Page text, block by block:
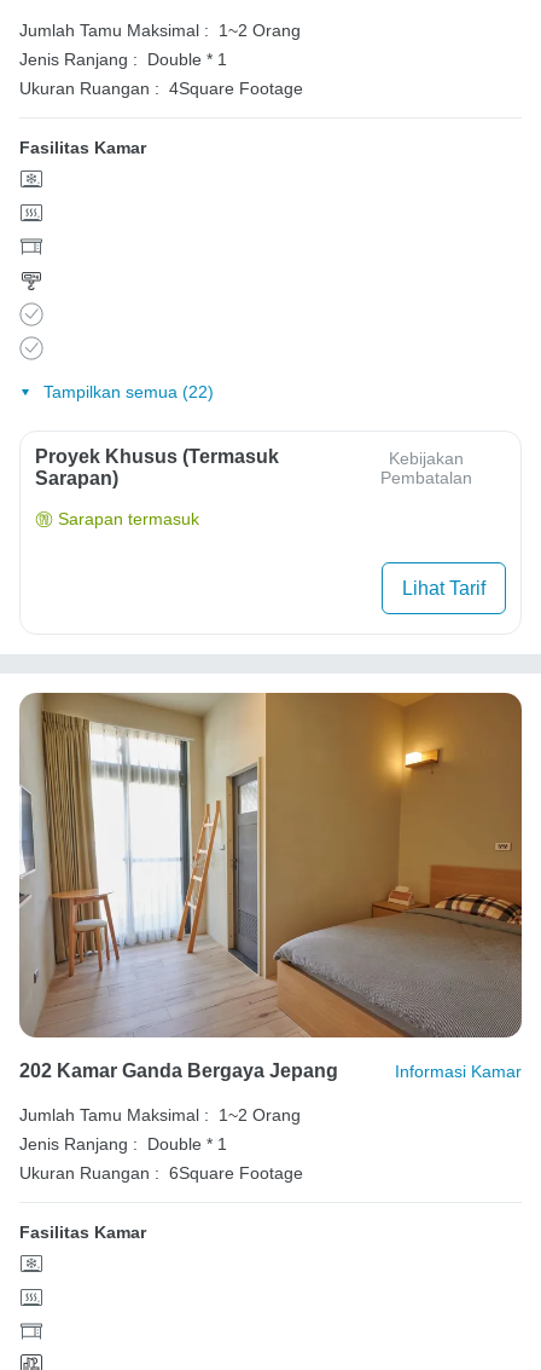
Jumlah Tamu Maksimal :
1~2 Orang
Jenis Ranjang :
Double * 1
Ukuran Ruangan : 4Square Footage
Fasilitas Kamar
Tampilkan semua (22)
Proyek Khusus (Termasuk
Sarapan)
Kebijakan
Pembatalan
Sarapan termasuk
Lihat Tarif
202 Kamar Ganda Bergaya Jepang Informasi Kamar
Jumlah Tamu Maksimal :
1~2 Orang
Jenis Ranjang :
Double * 1
Ukuran Ruangan : 6Square Footage
Fasilitas Kamar